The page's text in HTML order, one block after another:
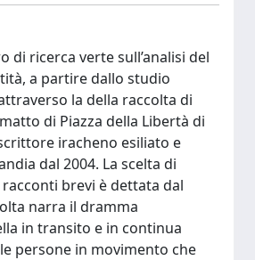
di ricerca verte sull’analisi del
a partire dallo studio
la della raccolta di
di Piazza della Libertà di
iracheno esiliato e
dal 2004. La scelta di
brevi è dettata dal
narra il dramma
in transito e in continua
persone in movimento che